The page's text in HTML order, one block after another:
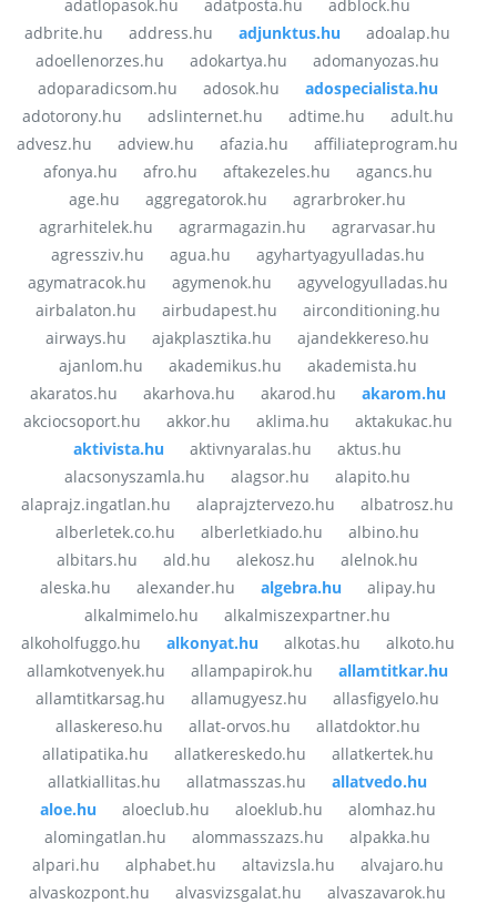
adatlopasok.hu
adatposta.hu
adblock.hu
adbrite.hu
address.hu adjunktus.hu
adoalap.hu
adoellenorzes.hu
adokartya.hu
adomanyozas.hu
adoparadicsom.hu
adosok.hu
adospecialista.hu
adotorony.hu
adslinternet.hu adtime.hu
adult.hu
advesz.hu
adview.hu afazia.hu
affiliateprogram.hu
afonya.hu
afro.hu aftakezeles.hu
agancs.hu
age.hu
aggregatorok.hu
agrarbroker.hu
agrarhitelek.hu
agrarmagazin.hu
agrarvasar.hu
agressziv.hu
agua.hu
agyhartyagyulladas.hu
agymatracok.hu
agymenok.hu
agyvelogyulladas.hu
airbalaton.hu
airbudapest.hu
airconditioning.hu
airways.hu
ajakplasztika.hu
ajandekkereso.hu
ajanlom.hu
akademikus.hu
akademista.hu
akaratos.hu
akarhova.hu akarod.hu
akarom.hu
akciocsoport.hu
akkor.hu aklima.hu
aktakukac.hu
aktivista.hu
aktivnyaralas.hu
aktus.hu
alacsonyszamla.hu
alagsor.hu
alapito.hu
alaprajz.ingatlan.hu
alaprajztervezo.hu
albatrosz.hu
alberletek.co.hu
alberletkiado.hu
albino.hu
albitars.hu
ald.hu alekosz.hu
alelnok.hu
aleska.hu
alexander.hu algebra.hu
alipay.hu
alkalmimelo.hu
alkalmiszexpartner.hu
alkoholfuggo.hu
alkonyat.hu alkotas.hu
alkoto.hu
allamkotvenyek.hu
allampapirok.hu
allamtitkar.hu
allamtitkarsag.hu
allamugyesz.hu
allasfigyelo.hu
allaskereso.hu
allat-orvos.hu
allatdoktor.hu
allatipatika.hu
allatkereskedo.hu
allatkertek.hu
allatkiallitas.hu
allatmasszas.hu
allatvedo.hu
aloe.hu
aloeclub.hu aloeklub.hu
alomhaz.hu
alomingatlan.hu
alommasszazs.hu
alpakka.hu
alpari.hu
alphabet.hu altavizsla.hu
alvajaro.hu
alvaskozpont.hu
alvasvizsgalat.hu
alvaszavarok.hu